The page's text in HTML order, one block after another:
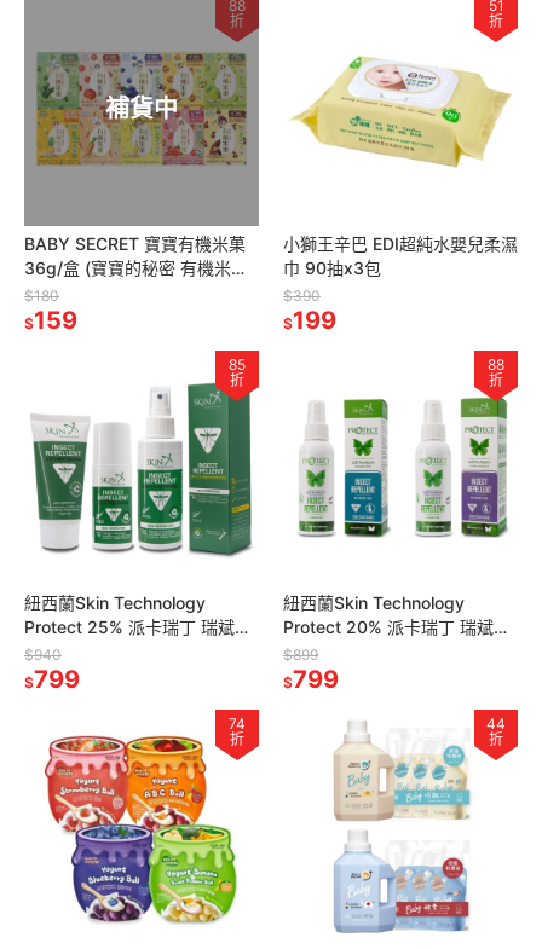
補貨中
88
折
BABY SECRET 寶寶有機米菓
36g/盒 (寶寶的秘密 有機米果
多口味可選)
$180
$159
51
折
小獅王辛巴 EDI超純水嬰兒柔濕
巾 90抽x3包
$390
$199
85
折
紐西蘭Skin Technology
Protect 25% 派卡瑞丁 瑞斌
12H長效防蚊液系列(滾珠/乳
霜/噴液)
$940
$799
88
折
紐西蘭Skin Technology
Protect 20% 派卡瑞丁 瑞斌長
效防蚊噴液-100ml(無香精/花
香)
$899
$799
74
折
44
折